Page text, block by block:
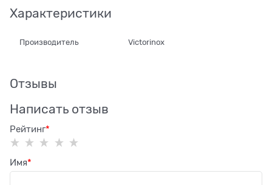
Характеристики
Производитель Victorinox
Отзывы
Написать отзыв
Рейтинг
Имя